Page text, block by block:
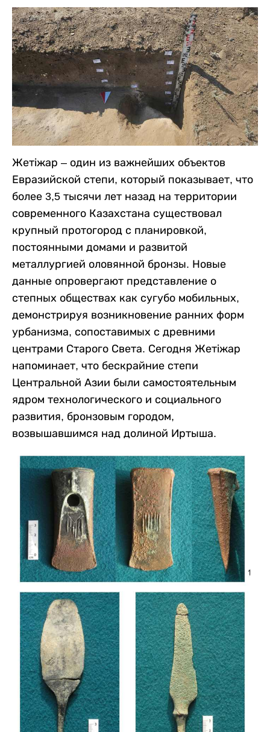
Жетіжар – один из важнейших объектов
Евразийской степи, который показывает, что
более 3,5 тысячи лет назад на территории
современного Казахстана существовал
крупный протогород с планировкой,
постоянными домами и развитой
металлургией оловянной бронзы. Новые
данные опровергают представление о
степных обществах как сугубо мобильных,
демонстрируя возникновение ранних форм
урбанизма, сопоставимых с древними
центрами Старого Света. Сегодня Жетіжар
напоминает, что бескрайние степи
Центральной Азии были самостоятельным
ядром технологического и социального
развития, бронзовым городом,
возвышавшимся над долиной Иртыша.